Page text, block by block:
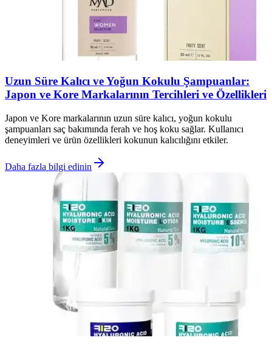
Uzun Süre Kalıcı ve Yoğun Kokulu Şampuanlar:
Japon ve Kore Markalarının Tercihleri ve Özellikleri
Japon ve Kore markalarının uzun süre kalıcı, yoğun kokulu
şampuanları saç bakımında ferah ve hoş koku sağlar. Kullanıcı
deneyimleri ve ürün özellikleri kokunun kalıcılığını etkiler.
Daha fazla bilgi edinin